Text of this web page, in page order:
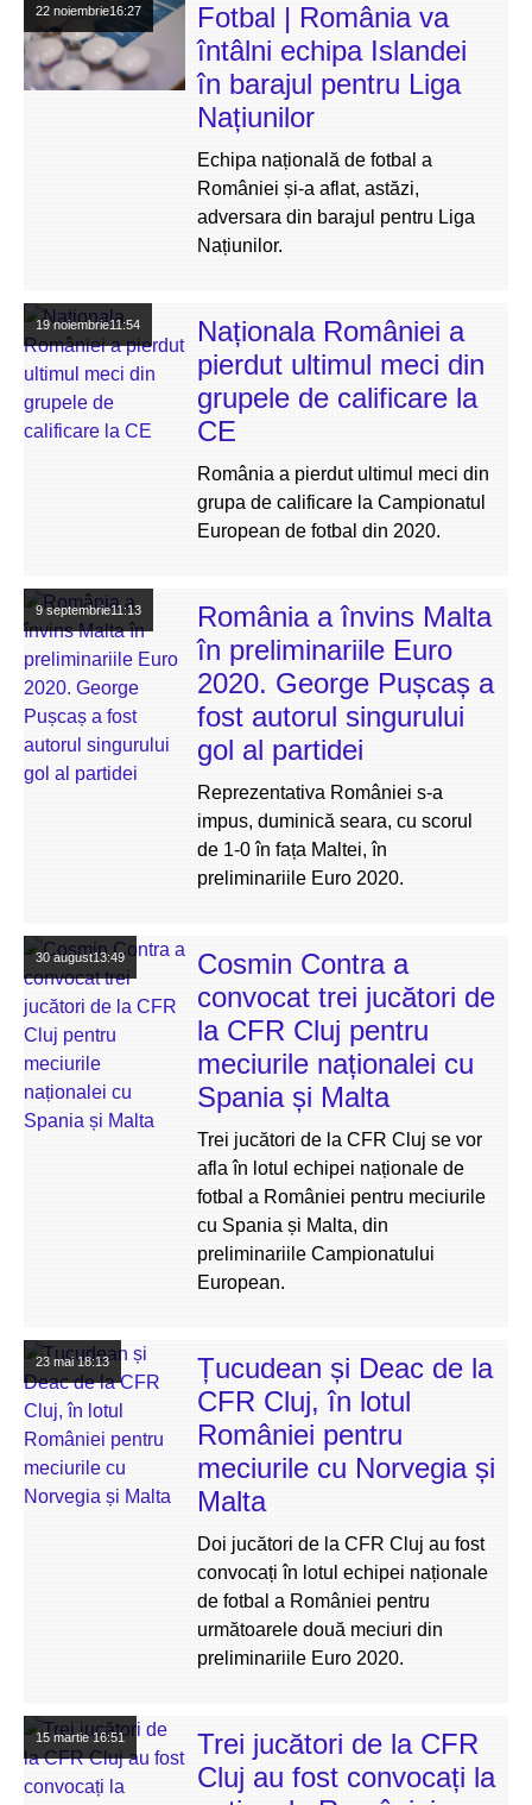
22 noiembrie16:27
Fotbal | România va
întâlni echipa Islandei
în barajul pentru Liga
Națiunilor
Echipa națională de fotbal a
României și-a aflat, astăzi,
adversara din barajul pentru Liga
Națiunilor.
19 noiembrie11:54
Naționala României a
pierdut ultimul meci din
grupele de calificare la
CE
România a pierdut ultimul meci din
grupa de calificare la Campionatul
European de fotbal din 2020.
9 septembrie11:13
România a învins Malta
în preliminariile Euro
2020. George Pușcaș a
fost autorul singurului
gol al partidei
Reprezentativa României s-a
impus, duminică seara, cu scorul
de 1-0 în fața Maltei, în
preliminariile Euro 2020.
30 august13:49
Cosmin Contra a
convocat trei jucători de
la CFR Cluj pentru
meciurile naționalei cu
Spania și Malta
Trei jucători de la CFR Cluj se vor
afla în lotul echipei naționale de
fotbal a României pentru meciurile
cu Spania și Malta, din
preliminariile Campionatului
European.
23 mai18:13
Țucudean și Deac de la
CFR Cluj, în lotul
României pentru
meciurile cu Norvegia și
Malta
Doi jucători de la CFR Cluj au fost
convocați în lotul echipei naționale
de fotbal a României pentru
următoarele două meciuri din
preliminariile Euro 2020.
15 martie16:51
Trei jucători de la CFR
Cluj au fost convocați la